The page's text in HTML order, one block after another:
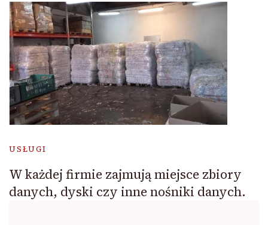
USŁUGI
W każdej firmie zajmują miejsce zbiory
danych, dyski czy inne nośniki danych.